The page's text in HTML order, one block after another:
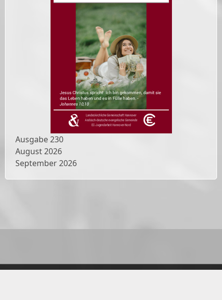
Ausgabe230
August 2026
September 2026